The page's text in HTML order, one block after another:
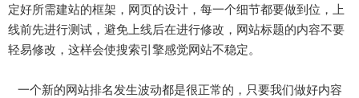
定好所需建站的框架，网页的设计，每一个细节都要做到位，上
线前先进行测试，避免上线后在进行修改，网站标题的内容不要
轻易修改，这样会使搜索引擎感觉网站不稳定。
一个新的网站排名发生波动都是很正常的，只要我们做好内容